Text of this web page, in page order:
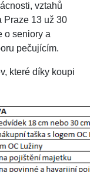
vztahů
Praze 13 už 30
o seniory a
pečujícím.
které díky koupi